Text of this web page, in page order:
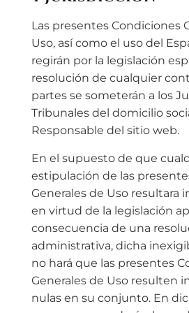
Las presentes Condiciones
Uso, así como el uso del
regirán por la legislación
resolución de cualquier
partes se someterán a los
Tribunales del domicilio
Responsable del sitio web.
En el supuesto de que
estipulación de las
Generales de Uso resultara
en virtud de la legislación
consecuencia de una
administrativa, dicha
no hará que las presentes
Generales de Uso resulten
nulas en su conjunto. En